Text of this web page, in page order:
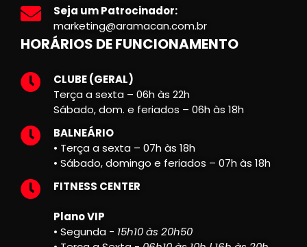
Seja um Patrocinador:
marketing@aramacan.com.br
HORÁRIOS DE FUNCIONAMENTO
CLUBE (GERAL)
Terça a sexta – 06h às 22h
Sábado, dom. e feriados – 06h às 18h
BALNEÁRIO
• Terça a sexta – 07h às 18h
• Sábado, domingo e feriados – 07h às 18h
FITNESS CENTER
Plano VIP
• Segunda - 15h10 às 20h50